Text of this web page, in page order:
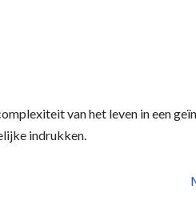
van het leven in een
indrukken.